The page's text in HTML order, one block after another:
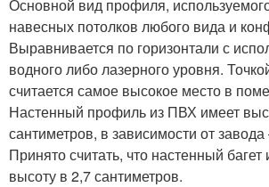
Основной вид профиля,
навесных потолков любого вида и
Выравнивается по горизонтали с
водного либо лазерного уровня.
считается самое высокое место в
Настенный профиль из ПВХ имеет
сантиметров, в зависимости от завода
Принято считать, что настенный
высоту в 2,7 сантиметров.